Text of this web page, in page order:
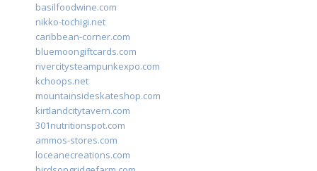
basilfoodwine.com
nikko-tochigi.net
caribbean-corner.com
bluemoongiftcards.com
rivercitysteampunkexpo.com
kchoops.net
mountainsideskateshop.com
kirtlandcitytavern.com
301nutritionspot.com
ammos-stores.com
loceanecreations.com